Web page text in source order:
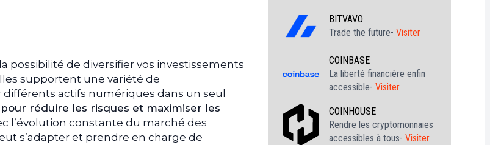
de diversifier vos investissements
supportent une variété de
actifs numériques dans un seul
réduire les risques et maximiser les
l’évolution constante du marché des
s’adapter et prendre en charge de
BITVAVO
Trade the future- Visiter
COINBASE
La liberté financière enfin
accessible- Visiter
COINHOUSE
Rendre les cryptomonnaies
accessibles à tous- Visiter